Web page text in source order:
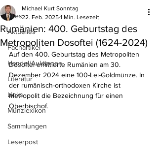
Alles
Aktuelles
Fachartikel
Handel/Auktionen
Literatur
Links
Münzlexikon
Sammlungen
Leserpost
Rumänien: 400. Geburtstag des
Metropoliten Dosoftei (1624-2024)
Michael Kurt Sonntag
22. Feb. 2025 1 Min. Lesezeit
Auf den 400. Geburtstag des Metropoliten
Dosoftei emittierte Rumänien am 30.
Dezember 2024 eine 100-Lei-Goldmünze. In
der rumänisch-orthodoxen Kirche ist
Metropolit die Bezeichnung für einen
Oberbischof.